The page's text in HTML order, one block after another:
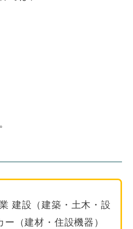
建設（建築・土木・設
（建材・住設機器）